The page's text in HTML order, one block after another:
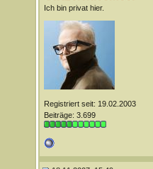
Ich bin privat hier.
Registriert seit: 19.02.2003
Beiträge: 3.699